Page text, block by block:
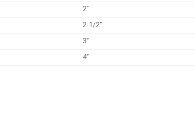
2″
2-1/2”
3”
4”